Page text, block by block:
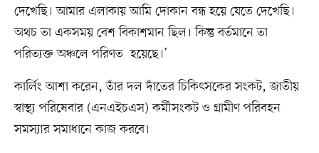
দেখেছি। আমার এলাকায় আমি দোকান বন্ধ হয়ে যেতে দেখেছি।
অথচ তা একসময় বেশ বিকাশমান ছিল। কিন্তু বর্তমানে তা
পরিত্যক্ত অঞ্চলে পরিণত হয়েছে।’
কার্লিং আশা করেন, তাঁর দল দাঁতের চিকিৎসকের সংকট, জাতীয়
স্বাস্থ্য পরিষেবার (এনএইচএস) কর্মীসংকট ও গ্রামীণ পরিবহন
সমস্যার সমাধানে কাজ করবে।